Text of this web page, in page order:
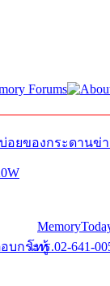
อยของกระดานข่
โทร.02-641-